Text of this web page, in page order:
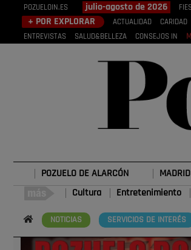
POZUELOIN.ES julio-agosto de 2026
+ POR EXPLORAR ACTUALIDAD CARIDAD
ENTREVISTAS
SALUD&BELLEZA CONSEJOS IN
POZUELO DE ALARCÓN MADRID
Cultura Entretenimiento
NOTICIAS SERVICIOS DE INTERÉS